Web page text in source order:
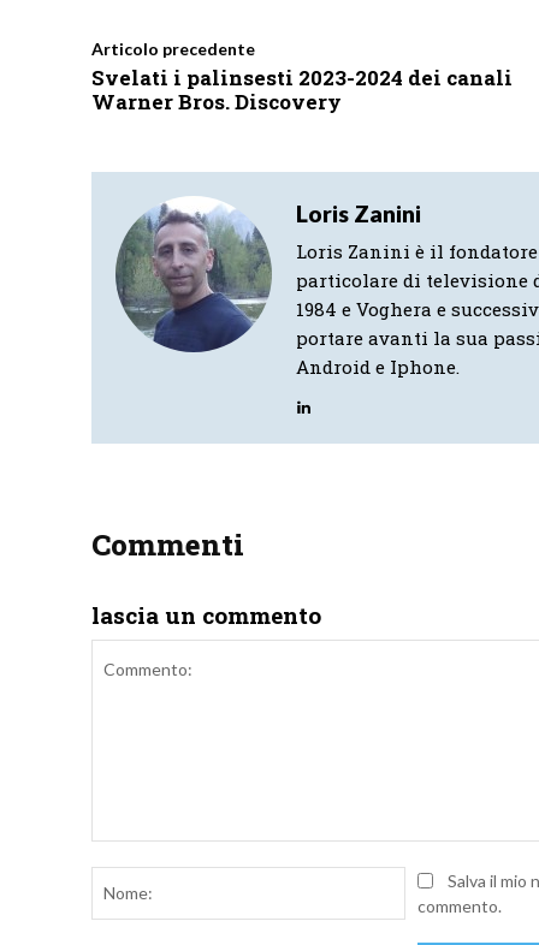
Articolo precedente
Svelati i palinsesti 2023-2024 dei canali
Warner Bros. Discovery
Loris Zanini
Loris Zanini è il
particolare di televisione
1984 e Voghera e
portare avanti la sua
Android e Iphone.
Commenti
lascia un commento
Nome:Salva il mio
commento.